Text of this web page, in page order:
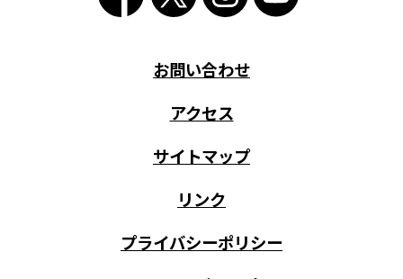
お問い合わせ
アクセス
サイトマップ
リンク
プライバシーポリシー